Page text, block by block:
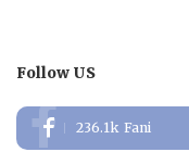
Follow US
236.1k Fani